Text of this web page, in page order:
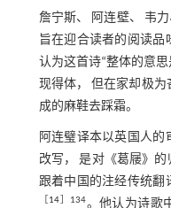
詹宁斯、 阿连壁、 韦
旨在迎合读者的阅读
认为这首诗“整体的意
现得体， 但在家却极为
成的麻鞋去踩霜。
阿连璧译本以英国人的
改写， 是对《葛屦》
跟着中国的注经传统翻
14 ］134。他认为诗歌